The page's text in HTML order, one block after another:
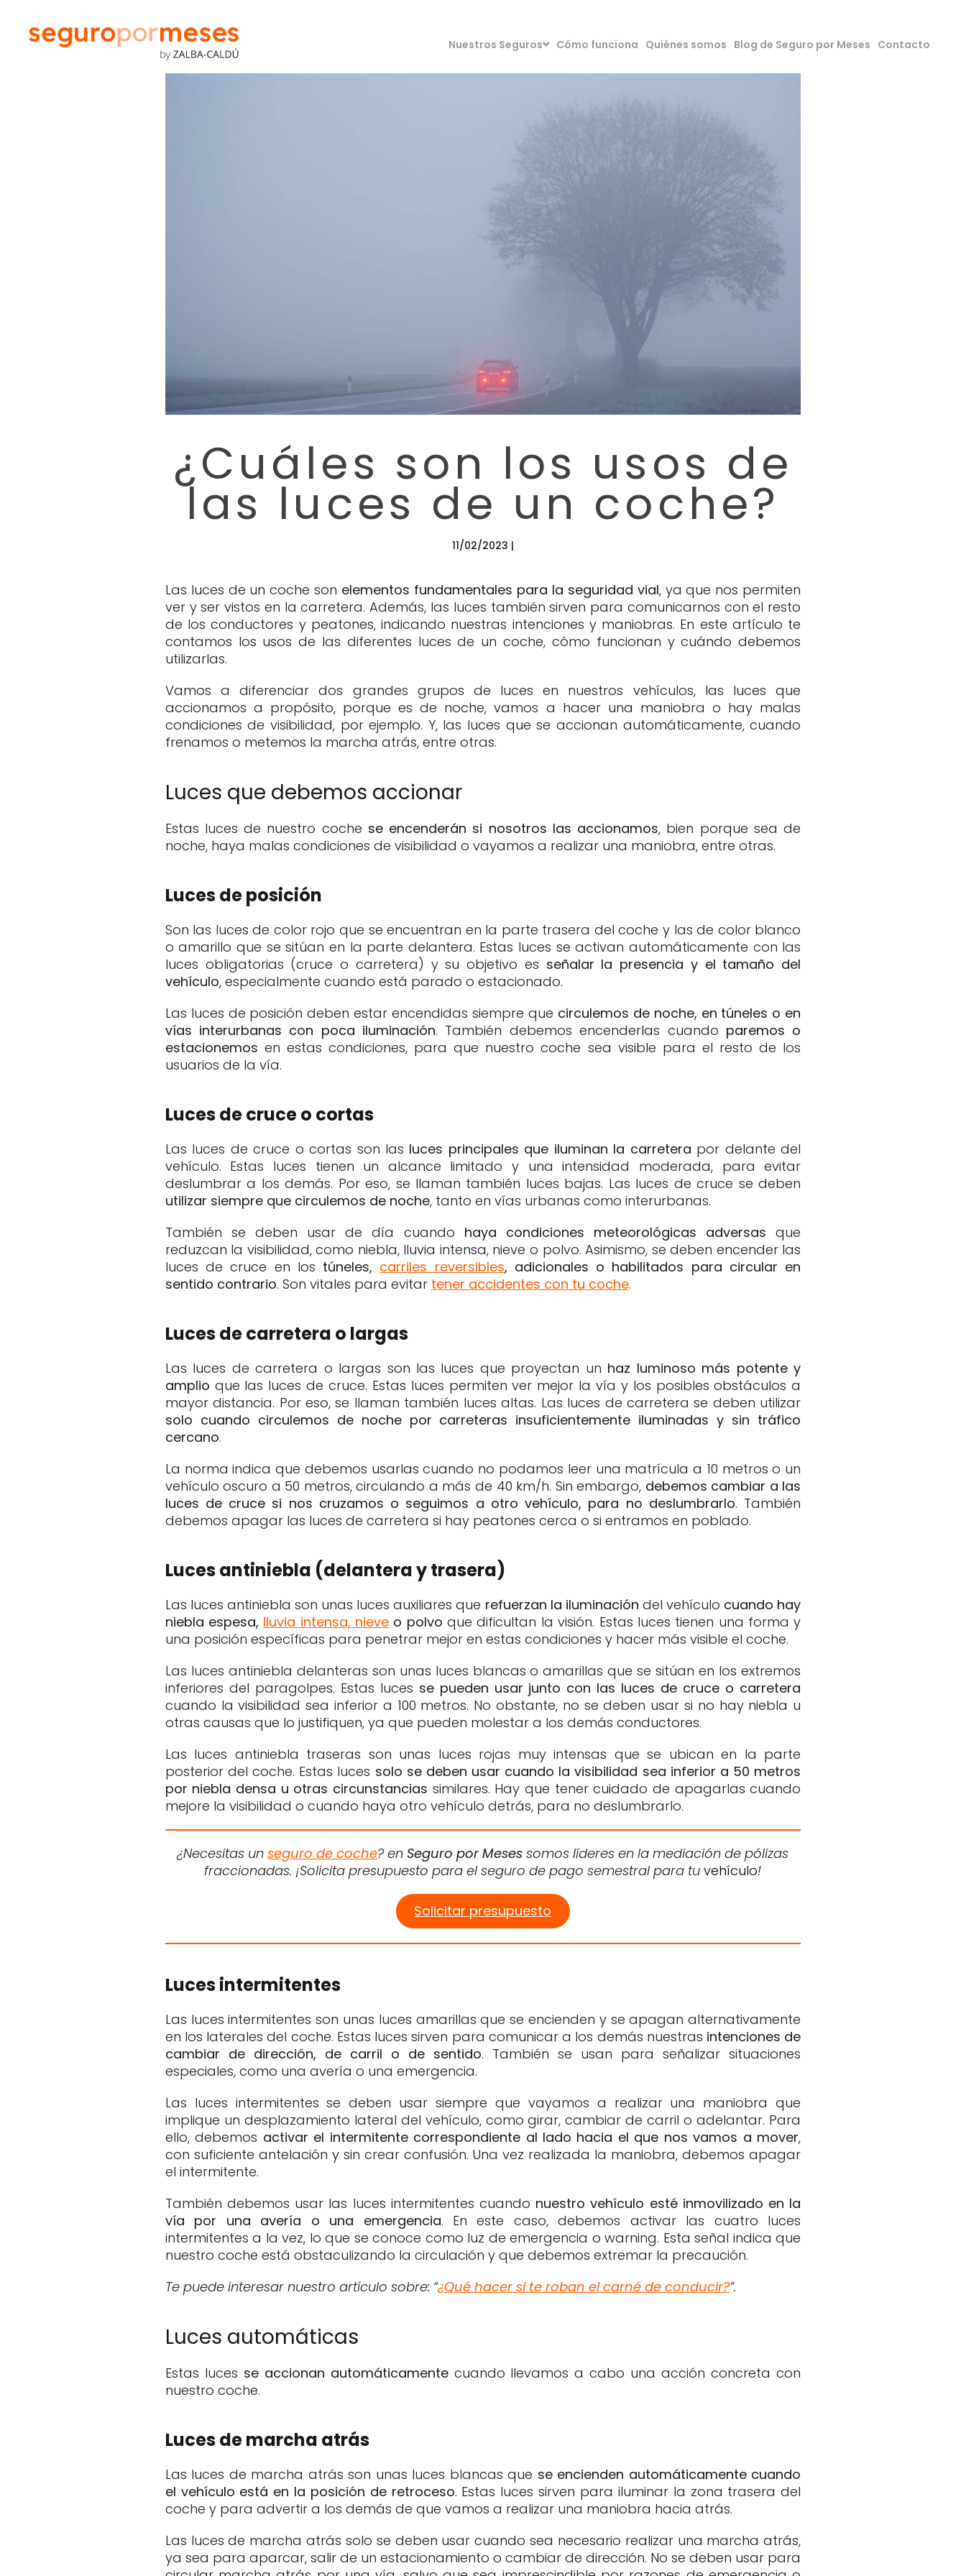
Nuestros Seguros Cómo funciona Quiénes somos Blog de Seguro por Meses Contacto
¿Cuáles son los usos de
las luces de un coche?
11/02/2023 |
Las luces de un coche son elementos fundamentales para la seguridad vial, ya que nos permiten
ver y ser vistos en la carretera. Además, las luces también sirven para comunicarnos con el resto
de los conductores y peatones, indicando nuestras intenciones y maniobras. En este artículo te
contamos los usos de las diferentes luces de un coche, cómo funcionan y cuándo debemos
utilizarlas.
Vamos a diferenciar dos grandes grupos de luces en nuestros vehículos, las luces que
accionamos a propósito, porque es de noche, vamos a hacer una maniobra o hay malas
condiciones de visibilidad, por ejemplo. Y, las luces que se accionan automáticamente, cuando
frenamos o metemos la marcha atrás, entre otras.
Luces que debemos accionar
Estas luces de nuestro coche se encenderán si nosotros las accionamos, bien porque sea de
noche, haya malas condiciones de visibilidad o vayamos a realizar una maniobra, entre otras.
Luces de posición
Son las luces de color rojo que se encuentran en la parte trasera del coche y las de color blanco
o amarillo que se sitúan en la parte delantera. Estas luces se activan automáticamente con las
luces obligatorias (cruce o carretera) y su objetivo es señalar la presencia y el tamaño del
vehículo, especialmente cuando está parado o estacionado.
Las luces de posición deben estar encendidas siempre que circulemos de noche, en túneles o en
vías interurbanas con poca iluminación. También debemos encenderlas cuando paremos o
estacionemos en estas condiciones, para que nuestro coche sea visible para el resto de los
usuarios de la vía.
Luces de cruce o cortas
Las luces de cruce o cortas son las luces principales que iluminan la carretera por delante del
vehículo. Estas luces tienen un alcance limitado y una intensidad moderada, para evitar
deslumbrar a los demás. Por eso, se llaman también luces bajas. Las luces de cruce se deben
utilizar siempre que circulemos de noche, tanto en vías urbanas como interurbanas.
También se deben usar de día cuando haya condiciones meteorológicas adversas que
reduzcan la visibilidad, como niebla, lluvia intensa, nieve o polvo. Asimismo, se deben encender las
luces de cruce en los túneles, carriles reversibles, adicionales o habilitados para circular en
sentido contrario. Son vitales para evitar tener accidentes con tu coche.
Luces de carretera o largas
Las luces de carretera o largas son las luces que proyectan un haz luminoso más potente y
amplio que las luces de cruce. Estas luces permiten ver mejor la vía y los posibles obstáculos a
mayor distancia. Por eso, se llaman también luces altas. Las luces de carretera se deben utilizar
solo cuando circulemos de noche por carreteras insuficientemente iluminadas y sin tráfico
cercano.
La norma indica que debemos usarlas cuando no podamos leer una matrícula a 10 metros o un
vehículo oscuro a 50 metros, circulando a más de 40 km/h. Sin embargo, debemos cambiar a las
luces de cruce si nos cruzamos o seguimos a otro vehículo, para no deslumbrarlo. También
debemos apagar las luces de carretera si hay peatones cerca o si entramos en poblado.
Luces antiniebla (delantera y trasera)
Las luces antiniebla son unas luces auxiliares que refuerzan la iluminación del vehículo cuando hay
niebla espesa, lluvia intensa, nieve o polvo que dificultan la visión. Estas luces tienen una forma y
una posición específicas para penetrar mejor en estas condiciones y hacer más visible el coche.
Las luces antiniebla delanteras son unas luces blancas o amarillas que se sitúan en los extremos
inferiores del paragolpes. Estas luces se pueden usar junto con las luces de cruce o carretera
cuando la visibilidad sea inferior a 100 metros. No obstante, no se deben usar si no hay niebla u
otras causas que lo justifiquen, ya que pueden molestar a los demás conductores.
Las luces antiniebla traseras son unas luces rojas muy intensas que se ubican en la parte
posterior del coche. Estas luces solo se deben usar cuando la visibilidad sea inferior a 50 metros
por niebla densa u otras circunstancias similares. Hay que tener cuidado de apagarlas cuando
mejore la visibilidad o cuando haya otro vehículo detrás, para no deslumbrarlo.
¿Necesitas unseguro de coche? en Seguro por Meses somos líderes en la mediación de pólizas
fraccionadas. ¡Solicita presupuesto para el seguro de pago semestral para tuvehículo!
Solicitar presupuesto
Luces intermitentes
Las luces intermitentes son unas luces amarillas que se encienden y se apagan alternativamente
en los laterales del coche. Estas luces sirven para comunicar a los demás nuestras intenciones de
cambiar de dirección, de carril o de sentido. También se usan para señalizar situaciones
especiales, como una avería o una emergencia.
Las luces intermitentes se deben usar siempre que vayamos a realizar una maniobra que
implique un desplazamiento lateral del vehículo, como girar, cambiar de carril o adelantar. Para
ello, debemos activar el intermitente correspondiente al lado hacia el que nos vamos a mover,
con suficiente antelación y sin crear confusión. Una vez realizada la maniobra, debemos apagar
el intermitente.
También debemos usar las luces intermitentes cuando nuestro vehículo esté inmovilizado en la
vía por una avería o una emergencia. En este caso, debemos activar las cuatro luces
intermitentes a la vez, lo que se conoce como luz de emergencia o warning. Esta señal indica que
nuestro coche está obstaculizando la circulación y que debemos extremar la precaución.
Te puede interesar nuestro artículo sobre: “¿Qué hacer si te roban el carné de conducir?”.
Luces automáticas
Estas luces se accionan automáticamentecuando llevamos a cabo una acción concreta con
nuestro coche.
Luces de marcha atrás
Las luces de marcha atrás son unas luces blancas que se encienden automáticamente cuando
el vehículo está en la posición de retroceso. Estas luces sirven para iluminar la zona trasera del
coche y para advertir a los demás de que vamos a realizar una maniobra hacia atrás.
Las luces de marcha atrás solo se deben usar cuando sea necesario realizar una marcha atrás,
ya sea para aparcar, salir de un estacionamiento o cambiar de dirección. No se deben usar para